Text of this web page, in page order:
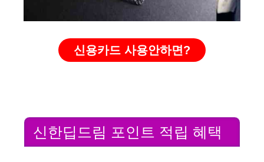
e
o
신용카드 사용안하면?
신한딥드림 포인트 적립 혜택